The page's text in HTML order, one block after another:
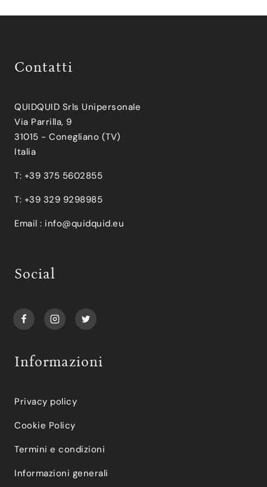
Contatti
QUIDQUID Srls Unipersonale
Via Parrilla, 9
31015 - Conegliano (TV)
Italia
T: +39 375 5602855
T: +39 329 9298985
Email : info@quidquid.eu
Social
Informazioni
Privacy policy
Cookie Policy
Termini e condizioni
Informazioni generali